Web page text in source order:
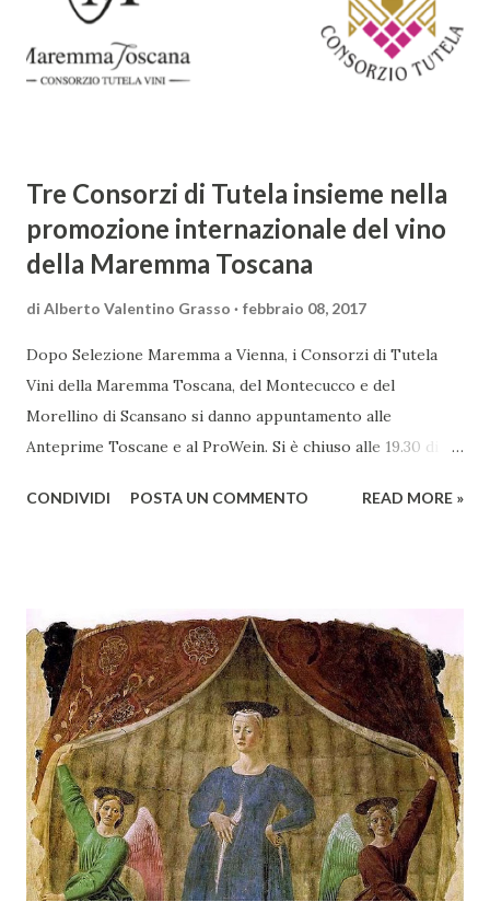
cambiamenti culturali e sociali, e la sua opera riflette questa
complessità. L'Adone è un poema epico-mitologico in 20
canti, composto da oltre 40.000 versi. Narra la storia
Tre Consorzi di Tutela insieme nella
promozione internazionale del vino
della Maremma Toscana
di Alberto Valentino Grasso febbraio 08, 2017
Dopo Selezione Maremma a Vienna, i Consorzi di Tutela
Vini della Maremma Toscana, del Montecucco e del
Morellino di Scansano si danno appuntamento alle
Anteprime Toscane e al ProWein. Si è chiuso alle 19.30 di
presso l’Hotel Regina di Vienna dalla società Wein & Kultur,
territorio maremmano: Consorzio Tutela Vini della
Maremma Toscana, del Montecucco e del Morellino di
Scansano. Scopo dell’iniziativa è stato quello di promuovere
le eccellenze vitivinicole della regione in Austria, un
mercato dove il potenziale di crescita è ancora molto alto,
assistendo i produttori nella creazione di contatti
commerciali con gli operatori locali. Gli organizzatori
dell’evento, Christian Bauer, austriaco ed esperto di vini e
conoscitore dei mercati di lingua tedes...
CONDIVIDI POSTA UN COMMENTO READ MORE »